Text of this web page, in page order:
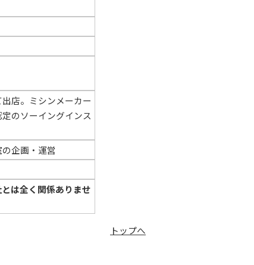
店。ミシンメーカー
のソーイングインス
企画・運営
は全く関係ありませ
トップへ